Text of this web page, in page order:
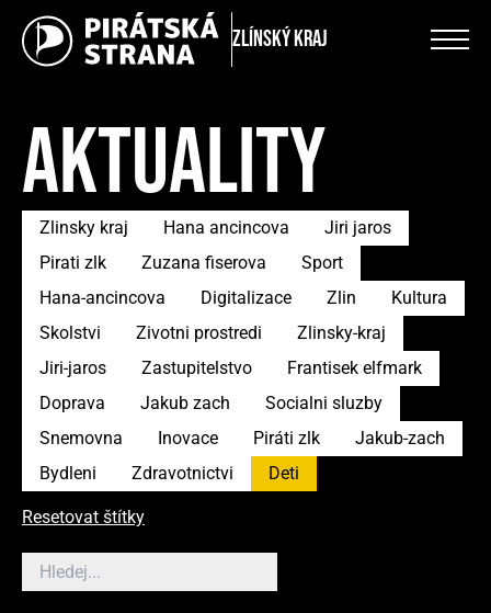
Zlínský kraj
AKTUALITY
Zlinsky kraj Hana ancincova
Jiri jaros
Pirati zlk
Zuzana fiserova
Sport
Hana-ancincova
Digitalizace Zlin
Kultura
Skolstvi
Zivotni prostredi
Zlinsky-kraj
Jiri-jaros
Zastupitelstvo
Frantisek elfmark
Doprava
Jakub zach
Socialni sluzby
Snemovna
Inovace Piráti zlk
Jakub-zach
Bydleni
Zdravotnictvi Deti
Resetovat štítky